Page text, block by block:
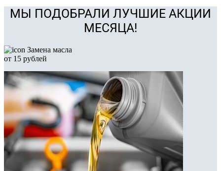
МЫ ПОДОБРАЛИ ЛУЧШИЕ АКЦИИ
МЕСЯЦА!
Замена масла
от 15 рублей